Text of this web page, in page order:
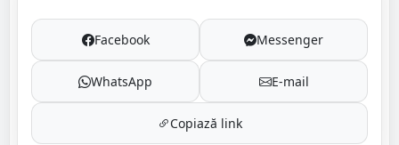
Facebook Messenger
WhatsApp E-mail
Copiază link